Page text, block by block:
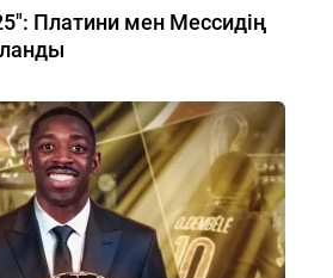
Платини мен Мессидің